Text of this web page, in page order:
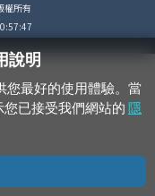
權所有
說明
您最好的使用體驗。當
已接受我們網站的 隱